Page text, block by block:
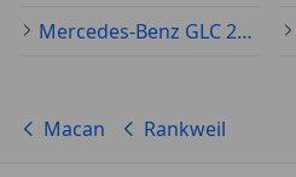
Mercedes-Benz GLC 250 Gebraucht
Macan Rankweil